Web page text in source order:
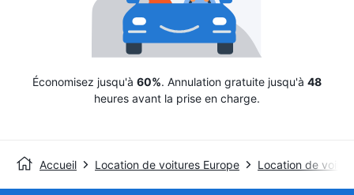
Économisez jusqu'à 60%. Annulation gratuite jusqu'à 48
heures avant la prise en charge.
Accueil Location de voitures Europe Location de